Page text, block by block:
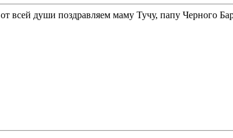
от всей души поздравляем маму Тучу, папу Черного